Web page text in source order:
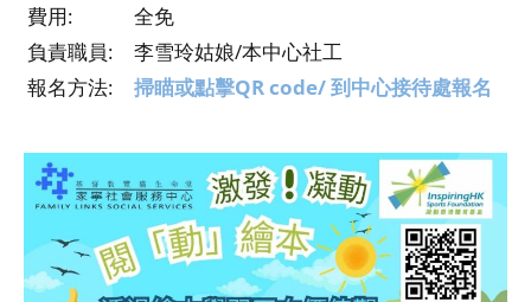
費用:
全免
負責職員:
李雪玲姑娘/本中心社工
報名方法:
掃瞄或點擊QR code/ 到中心接待處報名